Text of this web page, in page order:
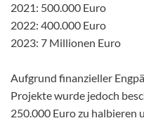
2021: 500.000 Euro​
2022: 400.000 Euro​
2023: 7 Millionen Euro​
Aufgrund finanzieller
Projekte wurde jedoch
250.000 Euro zu halbieren